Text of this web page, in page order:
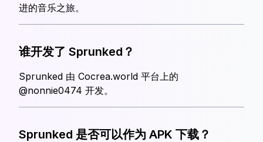
进的音乐之旅。
谁开发了 Sprunked？
Sprunked 由 Cocrea.world 平台上的
@nonnie0474 开发。
Sprunked 是否可以作为 APK 下载？